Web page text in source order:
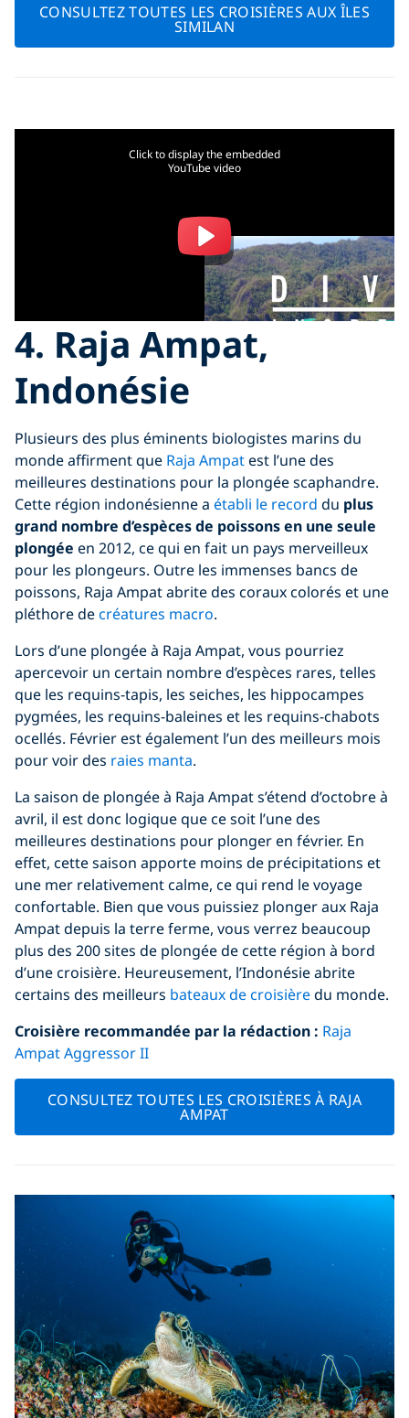
CONSULTEZ TOUTES LES CROISIÈRES AUX ÎLES
SIMILAN
Click to display the embedded
YouTube video
4. Raja Ampat,
Indonésie
Plusieurs des plus éminents biologistes marins du
monde affirment que Raja Ampatest l’une des
meilleures destinations pour la plongée scaphandre.
Cette région indonésienne a établi le record du plus
grand nombre d’espèces de poissons en une seule
plongée en 2012, ce qui en fait un pays merveilleux
pour les plongeurs. Outre les immenses bancs de
poissons, Raja Ampat abrite des coraux colorés et une
pléthore decréatures macro.
Lors d’une plongée à Raja Ampat, vous pourriez
apercevoir un certain nombre d’espèces rares, telles
que les requins-tapis, les seiches, les hippocampes
pygmées, les requins-baleines et les requins-chabots
ocellés. Février est également l’un des meilleurs mois
pour voir des raies manta.
La saison de plongée à Raja Ampat s’étend d’octobre à
avril, il est donc logique que ce soit l’une des
meilleures destinations pour plonger en février. En
effet, cette saison apporte moins de précipitations et
une mer relativement calme, ce qui rend le voyage
confortable. Bien que vous puissiez plonger aux Raja
Ampat depuis la terre ferme, vous verrez beaucoup
plus des 200 sites de plongée de cette région à bord
d’une croisière. Heureusement, l’Indonésie abrite
certains des meilleurs bateaux de croisièredu monde.
Croisière recommandée par la rédaction: Raja
Ampat Aggressor II
CONSULTEZ TOUTES LES CROISIÈRES À RAJA
AMPAT